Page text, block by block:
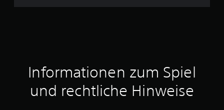
w
t
u
Informationen zum Spiel
und rechtliche Hinweise